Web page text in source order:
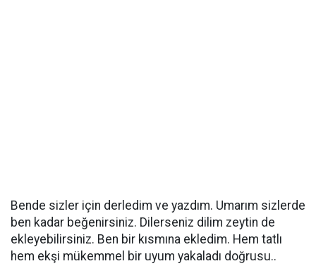
Bende sizler için derledim ve yazdım. Umarım sizlerde
ben kadar beğenirsiniz. Dilerseniz dilim zeytin de
ekleyebilirsiniz. Ben bir kısmına ekledim. Hem tatlı
hem ekşi mükemmel bir uyum yakaladı doğrusu..